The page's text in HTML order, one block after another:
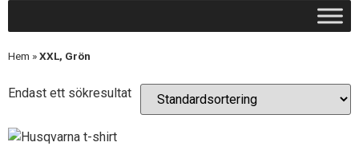
Hem »XXL, Grön
Endast ett sökresultat